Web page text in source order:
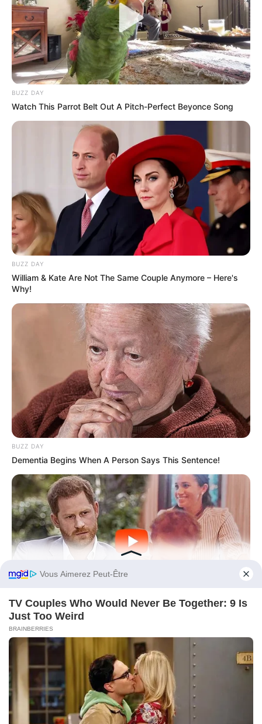
BUZZ DAY
Watch This Parrot Belt Out A Pitch-Perfect Beyonce Song
BUZZ DAY
William & Kate Are Not The Same Couple Anymore – Here's
Why!
BUZZ DAY
Dementia Begins When A Person Says This Sentence!
BUZZ DAY
The Truth About Archie They Couldn't Hide Any Longer
Before You Go